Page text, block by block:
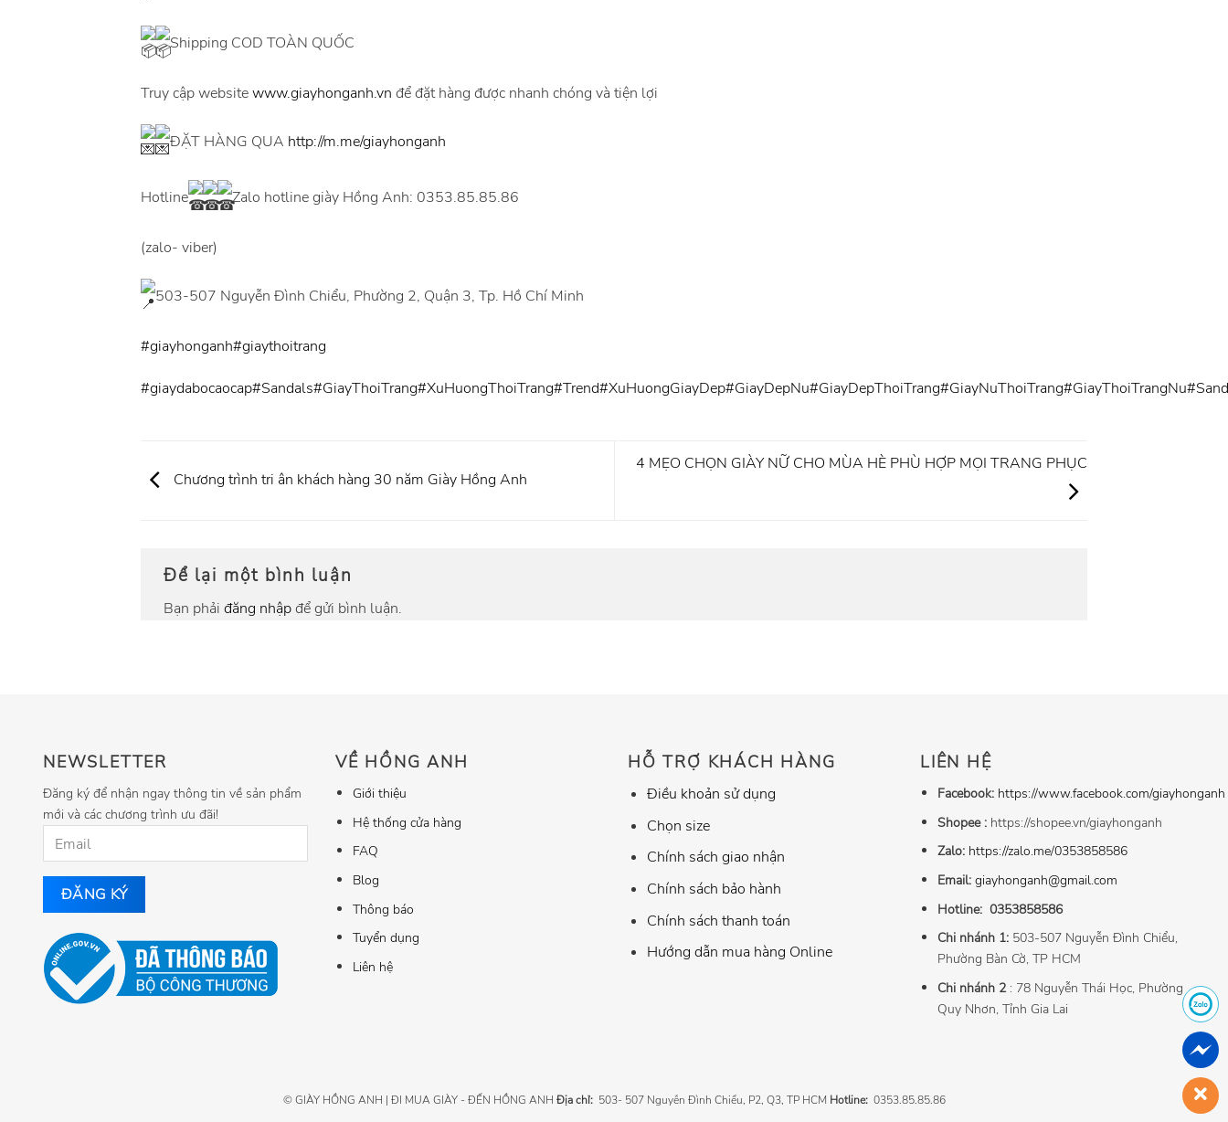
Shipping COD TOÀN QUỐC
Truy cập websitewww.giayhonganh.vn để đặt hàng được nhanh chóng và tiện lợi
ĐẶT HÀNG QUA http://m.me/giayhonganh
Hotline Zalo hotline giày Hồng Anh: 0353.85.85.86
(zalo- viber)
503-507 Nguyễn Đình Chiểu, Phường 2, Quận 3, Tp. Hồ Chí Minh
#giayhonganh#giaythoitrang
#giaydabocaocap#Sandals#GiayThoiTrang#XuHuongThoiTrang#Trend#XuHuongGiayDep#GiayDepNu#GiayDepThoiTrang#GiayNuThoiTrang#GiayThoiTrangNu
Chương trình tri ân khách hàng 30 năm Giày Hồng Anh
4 MẸO CHỌN GIÀY NỮ CHO MÙA HÈ PHÙ HỢP MỌI TRANG PHỤC
Để lại một bình luận
Bạn phải đăng nhậpđể gửi bình luận.
NEWSLETTER
Đăng ký để nhận ngay thông tin về sản phẩm
mới và các chương trình ưu đãi!
VỀ HỒNG ANH
Giới thiệu
Hệ thống cửa hàng
FAQ
Blog
Thông báo
Tuyển dụng
Liên hệ
HỖ TRỢ KHÁCH HÀNG
Điều khoản sử dụng
Chọn size
Chính sách giao nhận
Chính sách bảo hành
Chính sách thanh toán
Hướng dẫn mua hàng Online
LIÊN HỆ
Facebook: https://www.facebook.com/giayhonganh
Shopee : https://shopee.vn/giayhonganh
Zalo: https://zalo.me/0353858586
Email: giayhonganh@gmail.com
Hotline: 0353858586
Chi nhánh 1: 503-507 Nguyễn Đình Chiểu,
Phường Bàn Cờ, TP HCM
Chi nhánh 2: 78 Nguyễn Thái Học, Phường
Quy Nhơn, Tỉnh Gia Lai
© GIÀY HỒNG ANH | ĐI MUA GIÀY - ĐẾN HỒNG ANH Địa chỉ: 503- 507 Nguyễn Đình Chiểu, P2, Q3, TP HCM Hotline: 0353.85.85.86